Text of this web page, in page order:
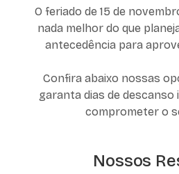
O feriado de 15 de
nada melhor do que
antecedência para
Confira abaixo nossas
garanta dias de descanso
comprometer o
Nossos